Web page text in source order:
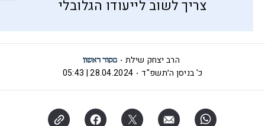
צריך לשוב לייעודו הגלובלי
הרב יצחק שילת
כ' בניסן ה׳תשפ"ד
28.04.2024 | 05:43